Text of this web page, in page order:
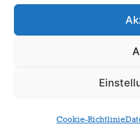
Cookie-Richtlinie